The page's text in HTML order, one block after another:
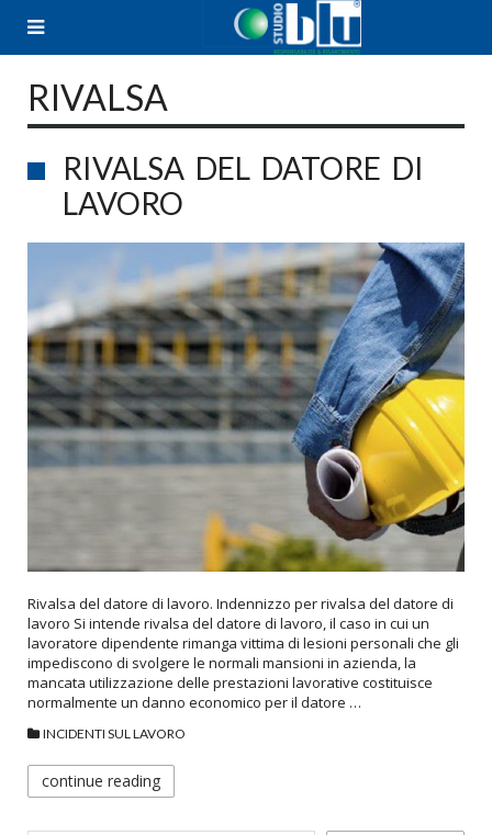
RIVALSA
RIVALSA DEL DATORE DI
LAVORO
Rivalsa del datore di lavoro. Indennizzo per rivalsa del datore di
lavoro Si intende rivalsa del datore di lavoro, il caso in cui un
lavoratore dipendente rimanga vittima di lesioni personali che gli
impediscono di svolgere le normali mansioni in azienda, la
mancata utilizzazione delle prestazioni lavorative costituisce
normalmente un danno economico per il datore …
INCIDENTI SUL LAVORO
continue reading